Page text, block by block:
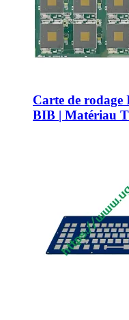
Carte de rodage
BIB | Matériau